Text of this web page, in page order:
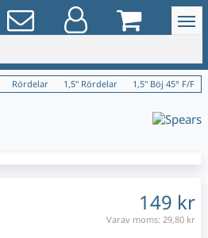
Rördelar 1,5" Rördelar 1,5" Böj 45° F/F
149 kr
Varav moms: 29,80 kr